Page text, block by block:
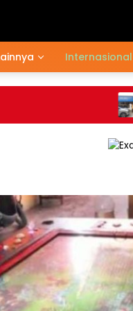
Internasional